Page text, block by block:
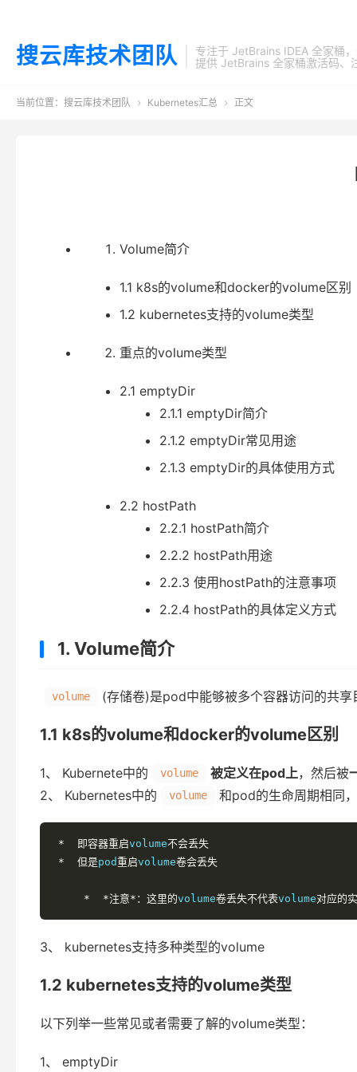
搜云库技术团队
专注于 JetBrains IDEA 全家桶
提供 JetBrains 全家桶激活码、
当前位置： 搜云库技术团队  Kubernetes汇总  正文
Volume简介
1.1 k8s的volume和docker的volume区别
1.2 kubernetes支持的volume类型
重点的volume类型
2.1 emptyDir
2.1.1 emptyDir简介
2.1.2 emptyDir常见用途
2.1.3 emptyDir的具体使用方式
2.2 hostPath
2.2.1 hostPath简介
2.2.2 hostPath用途
2.2.3 使用hostPath的注意事项
2.2.4 hostPath的具体定义方式
1. Volume简介
volume (存储卷)是pod中能够被多个容器访问的共享
1.1 k8s的volume和docker的volume区别
1、 Kubernete中的 volume 被定义在pod上，然后被
2、 Kubernetes中的
volume 和pod的生命周期相同
* 即容器重启volume不会丢失
*
但是pod重启volume卷会丢失
* *注意*：这里的volume卷丢失不代表volume对应的
3、 kubernetes支持多种类型的volume
1.2 kubernetes支持的volume类型
以下列举一些常见或者需要了解的volume类型：
1、 emptyDir